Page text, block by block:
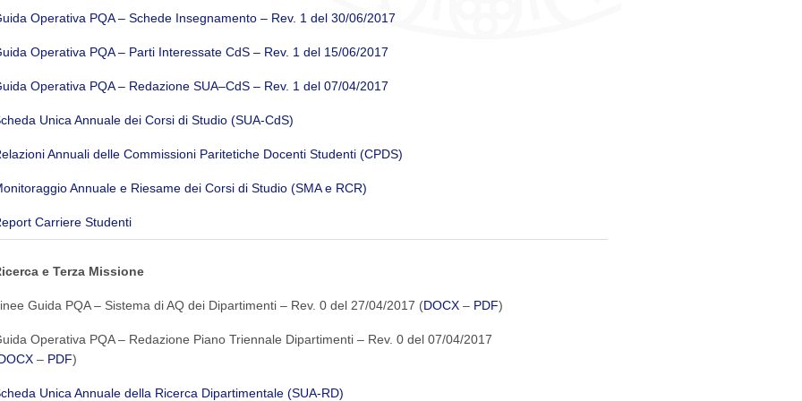
Operativa PQA – Schede Insegnamento – Rev. 1 del 30/06/2017
Operativa PQA – Parti Interessate CdS – Rev. 1 del 15/06/2017
Operativa PQA – Redazione SUA–CdS – Rev. 1 del 07/04/2017
Unica Annuale dei Corsi di Studio (SUA-CdS)
Annuali delle Commissioni Paritetiche Docenti Studenti (CPDS)
Annuale e Riesame dei Corsi di Studio (SMA e RCR)
Carriere Studenti
e Terza Missione
Guida PQA – Sistema di AQ dei Dipartimenti – Rev. 0 del 27/04/2017 (DOCX – PDF)
Operativa PQA – Redazione Piano Triennale Dipartimenti – Rev. 0 del 07/04/2017
– PDF)
Unica Annuale della Ricerca Dipartimentale (SUA-RD)